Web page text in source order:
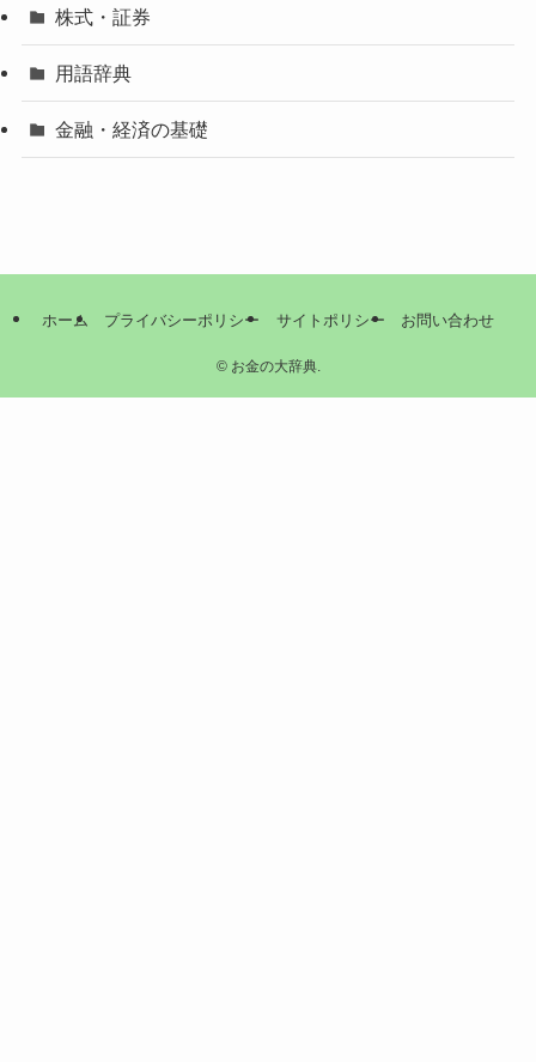
株式・証券
用語辞典
金融・経済の基礎
ホーム プライバシーポリシー サイトポリシー お問い合わせ
©お金の大辞典.